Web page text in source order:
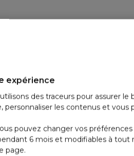
expérience
utilisons des traceurs pour assurer
personnaliser les contenus et vous
pouvez changer vos
6 mois et modifiables à
page.